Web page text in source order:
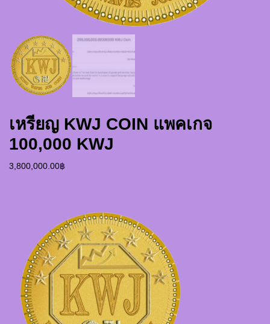
เหรียญ KWJ COIN แพคเกจ
100,000 KWJ
3,800,000.00฿